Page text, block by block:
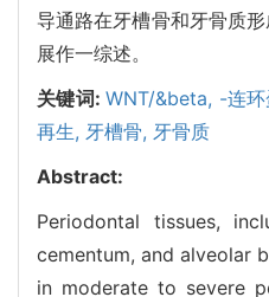
导通路在牙槽骨和牙骨质
展作一综述。
关键词:WNT/&beta, -连
再生, 牙槽骨, 牙骨质
Abstract:
Periodontal tissues,
cementum, and alveolar
in moderate to severe